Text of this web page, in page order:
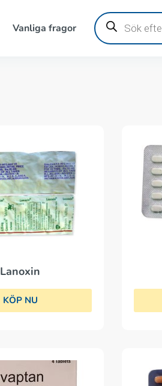
Vanliga fragor
Produktsökning
Lanoxin
KÖP NU